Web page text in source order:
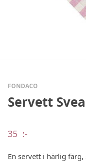
FONDACO
Servett
35 :-
En servett i härlig